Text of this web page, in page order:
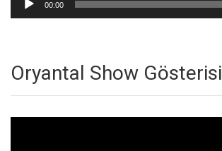
00:00
Oryantal Show Gösterisi